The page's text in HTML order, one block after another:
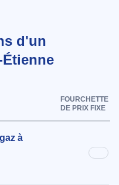
d'un
FOURCHETTE
DE PRIX FIXE
à